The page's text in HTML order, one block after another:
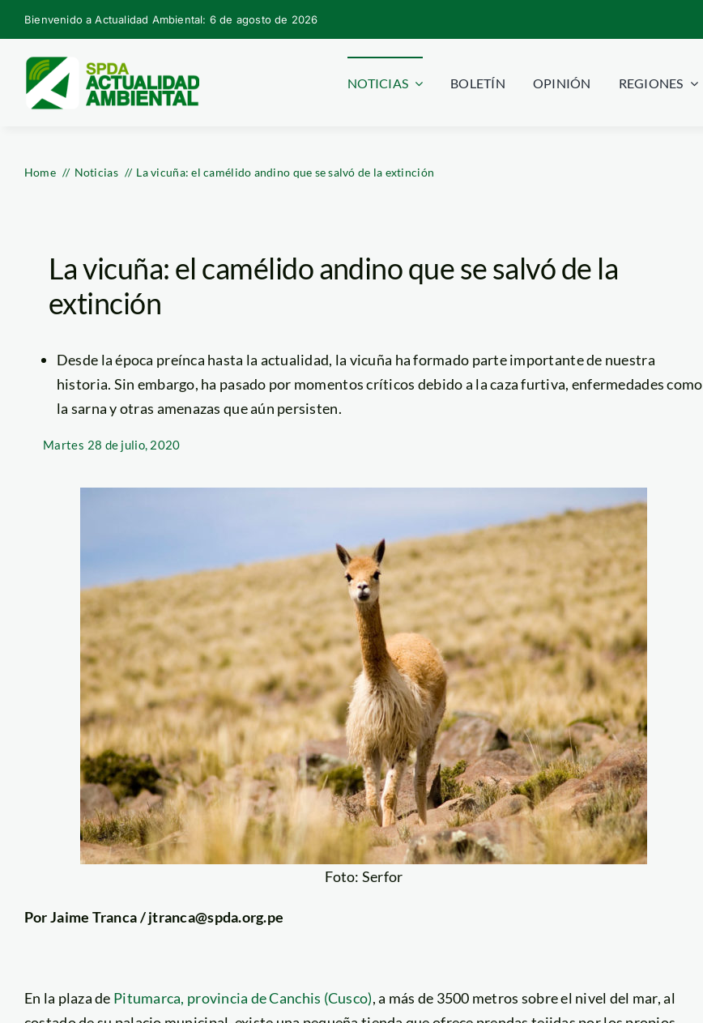
Skip
to
content
Bienvenido a Actualidad Ambiental: 6 de agosto de 2026
NOTICIAS BOLETÍN OPINIÓN REGIONES
Home Noticias La vicuña: el camélido andino que se salvó de la extinción
La vicuña: el camélido andino que se salvó de la
extinción
Desde la época preínca hasta la actualidad, la vicuña ha formado parte importante de nuestra
historia. Sin embargo, ha pasado por momentos críticos debido a la caza furtiva, enfermedades como
la sarna y otras amenazas que aún persisten.
Martes 28 de julio, 2020
Foto: Serfor
Por Jaime Tranca / jtranca@spda.org.pe
En la plaza de Pitumarca, provincia de Canchis (Cusco), a más de 3500 metros sobre el nivel del mar, al